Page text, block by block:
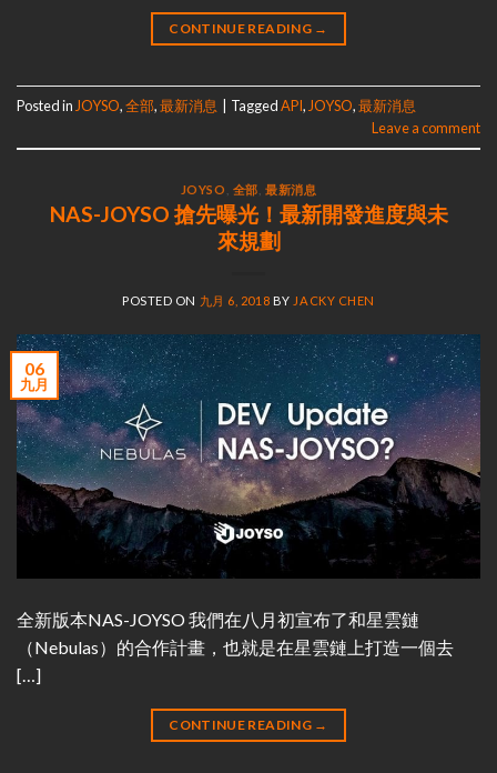
CONTINUE READING →
Posted in JOYSO,全部,最新消息 TaggedAPI, JOYSO,最新消息
Leave a comment
JOYSO 全部 最新消息
NAS-JOYSO 搶先曝光！最新開發進度與未
來規劃
POSTED ON 九月 6, 2018 BY JACKY CHEN
06
九月
全新版本NAS-JOYSO 我們在八月初宣布了和星雲鏈
（Nebulas）的合作計畫，也就是在星雲鏈上打造一個去
[…]
CONTINUE READING →